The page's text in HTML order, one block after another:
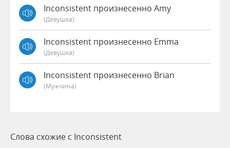
Inconsistent произнесенно Amy
(девушка)
Inconsistent произнесенно Emma
(девушка)
Inconsistent произнесенно Brian
(мужчина)
Слова схожие с Inconsistent